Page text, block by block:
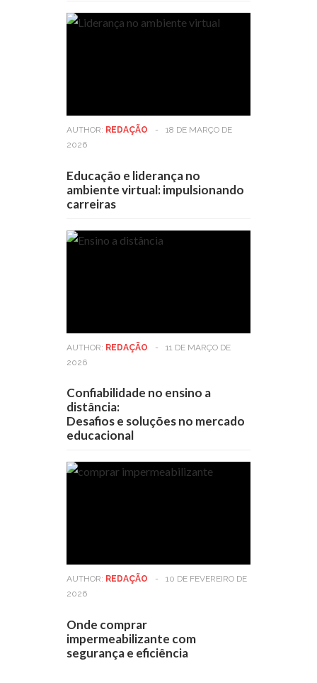
AUTHOR: REDAÇÃO -
18 DE MARÇO DE
2026
Educação e liderança no
ambiente virtual: impulsionando
carreiras
AUTHOR: REDAÇÃO -
11 DE MARÇO DE
2026
Confiabilidade no ensino a
distância:
Desafios e soluções no mercado
educacional
AUTHOR: REDAÇÃO -
10 DE FEVEREIRO DE
2026
Onde comprar
impermeabilizante com
segurança e eficiência